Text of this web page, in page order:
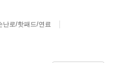
난로/핫패드/연료